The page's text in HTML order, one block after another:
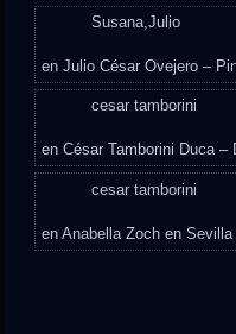
Susana,Julio
enJulio César Ovejero –
cesar tamborini
enCésar Tamborini Duca –
cesar tamborini
enAnabella Zoch en